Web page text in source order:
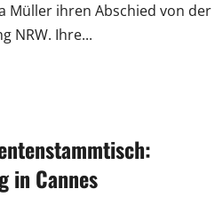
Müller ihren Abschied von der
NRW. Ihre...
in Cannes